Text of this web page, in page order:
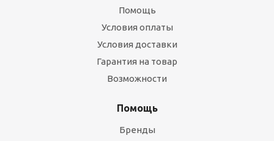
Помощь
Условия оплаты
Условия доставки
Гарантия на товар
Возможности
Помощь
Бренды